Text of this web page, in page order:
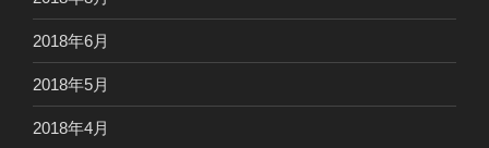
2018年6月
2018年5月
2018年4月